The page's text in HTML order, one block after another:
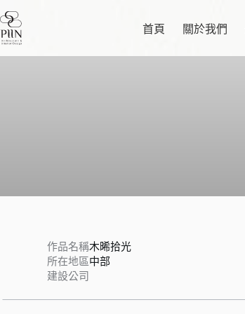
跳
至
主
要
首頁 關於我們
作品名稱木晞拾光
所在地區中部
建設公司